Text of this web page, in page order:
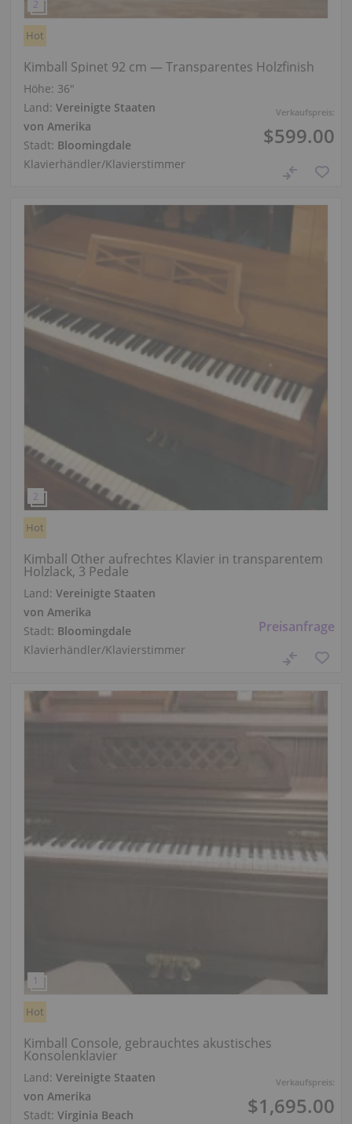
Verkaufspreis:
$599.00
Hot
Kimball Spinet 92 cm — Transparentes Holzfinish
Höhe: 36″
Land: Vereinigte Staaten
von Amerika
Stadt: Bloomingdale
Klavierhändler/Klavierstimmer
Preisanfrage
Hot
Kimball Other aufrechtes Klavier in transparentem
Holzlack, 3 Pedale
Land: Vereinigte Staaten
von Amerika
Stadt: Bloomingdale
Klavierhändler/Klavierstimmer
Verkaufspreis:
$1,695.00
Hot
Kimball Console, gebrauchtes akustisches
Konsolenklavier
Land: Vereinigte Staaten
von Amerika
Stadt: Virginia Beach